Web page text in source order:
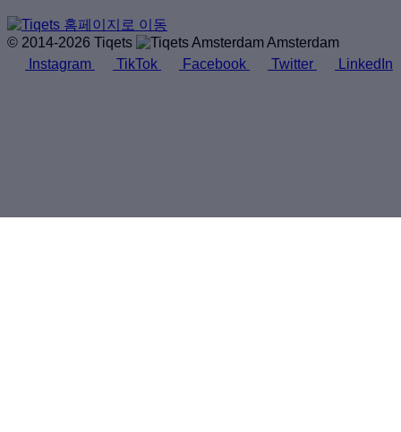
© 2014-2026 Tiqets
Amsterdam
Instagram
TikTok Facebook Twitter LinkedIn